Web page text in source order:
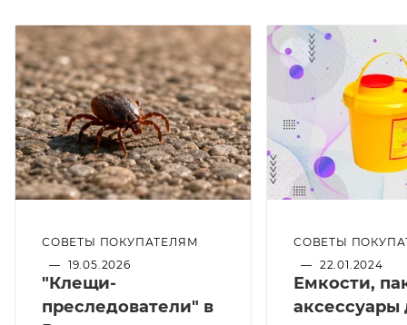
СОВЕТЫ ПОКУПАТЕЛЯМ
— 19.05.2026
"Клещи-
преследователи" в
СОВЕТЫ
— 22.01.2024
Емкости,
аксессуары